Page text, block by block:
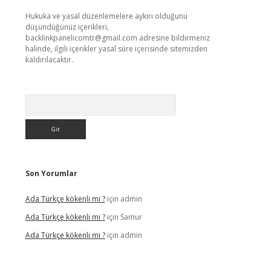
Hukuka ve yasal düzenlemelere aykırı olduğunu
düşündüğünüz içerikleri,
backlinkpanelicomtr@gmail.com adresine bildirmeniz
halinde, ilgili içerikler yasal süre içerisinde sitemizden
kaldırılacaktır.
Son Yorumlar
Ada Türkçe kökenli mi ?için admin
Ada Türkçe kökenli mi ?için Samur
Ada Türkçe kökenli mi ?için admin